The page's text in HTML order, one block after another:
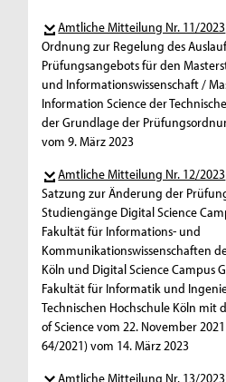
Amtliche Mitteilung Nr. 11/2023
Ordnung zur Regelung des
Prüfungsangebots für den
und Informationswissenschaft /
Information Science der
der Grundlage der
vom 9. März 2023
Amtliche Mitteilung Nr. 12/2023
Satzung zur Änderung der
Studiengänge Digital Science
Fakultät für Informations- und
Kommunikationswissenschaften
Köln und Digital Science Campus
Fakultät für Informatik und
Technischen Hochschule Köln mit
of Science vom 22. November
64/2021) vom 14. März 2023
Amtliche Mitteilung Nr. 13/2023